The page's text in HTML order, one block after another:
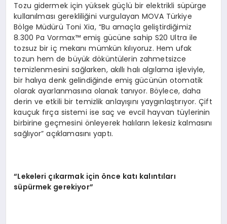
Tozu gidermek için yüksek güçlü bir elektrikli süpürge
kullanılması gerekliliğini vurgulayan MOVA Türkiye
Bölge Müdürü Toni Xia, “Bu amaçla geliştirdiğimiz
8.300 Pa Vormax™ emiş gücüne sahip S20 Ultra ile
tozsuz bir iç mekanı mümkün kılıyoruz. Hem ufak
tozun hem de büyük döküntülerin zahmetsizce
temizlenmesini sağlarken, akıllı halı algılama işleviyle,
bir halıya denk gelindiğinde emiş gücünün otomatik
olarak ayarlanmasına olanak tanıyor. Böylece, daha
derin ve etkili bir temizlik anlayışını yaygınlaştırıyor. Çift
kauçuk fırça sistemi ise saç ve evcil hayvan tüylerinin
birbirine geçmesini önleyerek halıların lekesiz kalmasını
sağlıyor” açıklamasını yaptı.
“Lekeleri çıkarmak için önce katı kalıntıları
süpürmek gerekiyor”